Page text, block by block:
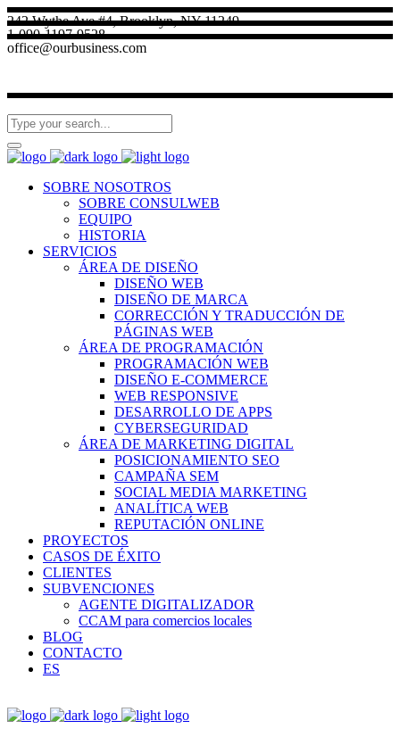
242 Wythe Ave #4, Brooklyn, NY 11249
1-090-1197-9528
office@ourbusiness.com
SOBRE NOSOTROS
SOBRE CONSULWEB
EQUIPO
HISTORIA
SERVICIOS
ÁREA DE DISEÑO
DISEÑO WEB
DISEÑO DE MARCA
CORRECCIÓN Y TRADUCCIÓN DE
PÁGINAS WEB
ÁREA DE PROGRAMACIÓN
PROGRAMACIÓN WEB
DISEÑO E-COMMERCE
WEB RESPONSIVE
DESARROLLO DE APPS
CYBERSEGURIDAD
ÁREA DE MARKETING DIGITAL
POSICIONAMIENTO SEO
CAMPAÑA SEM
SOCIAL MEDIA MARKETING
ANALÍTICA WEB
REPUTACIÓN ONLINE
PROYECTOS
CASOS DE ÉXITO
CLIENTES
SUBVENCIONES
AGENTE DIGITALIZADOR
CCAM para comercios locales
BLOG
CONTACTO
ES